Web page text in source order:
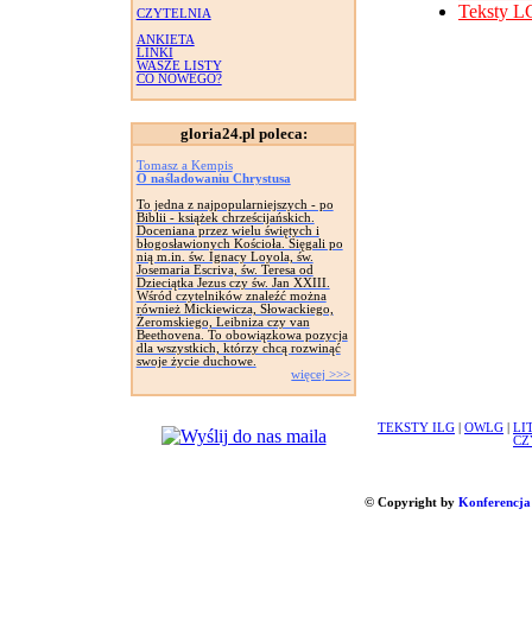
CZYTELNIA
ANKIETA
LINKI
WASZE LISTY
CO NOWEGO?
gloria24.pl poleca:
Tomasz a Kempis
O naśladowaniu Chrystusa
To jedna z najpopularniejszych - po
Biblii - książek chrześcijańskich.
Doceniana przez wielu świętych i
błogosławionych Kościoła. Sięgali po
nią m.in. św. Ignacy Loyola, św.
Josemaria Escriva, św. Teresa od
Dzieciątka Jezus czy św. Jan XXIII.
Wśród czytelników znaleźć można
również Mickiewicza, Słowackiego,
Żeromskiego, Leibniza czy van
Beethovena. To obowiązkowa pozycja
dla wszystkich, którzy chcą rozwinąć
swoje życie duchowe.
więcej >>>
Teksty
TEKSTY ILG OWLG
© Copyright by Konferencja